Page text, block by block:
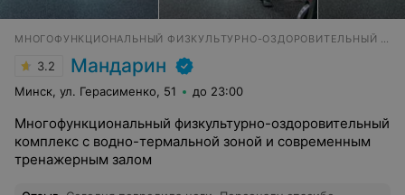
МНОГОФУНКЦИОНАЛЬНЫЙ ФИЗКУЛЬТУРНО-ОЗДОРОВИТЕЛЬНЫЙ КОМПЛЕКС
3.2 Мандарин
Минск, ул. Герасименко, 51 до 23:00
Многофункциональный физкультурно-оздоровительный
комплекс с водно-термальной зоной и современным
тренажерным залом